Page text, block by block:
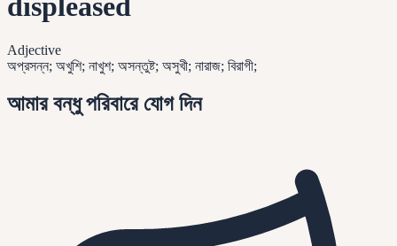
displeased
Adjective
অপ্রসন্ন; অখুশি; নাখুশ; অসন্তুষ্ট; অসুখী; নারাজ; বিরাগী;
আমার বন্ধু পরিবারে যোগ দিন